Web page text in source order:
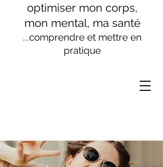
optimiser mon corps,
mon mental, ma santé
...comprendre et mettre en
pratique